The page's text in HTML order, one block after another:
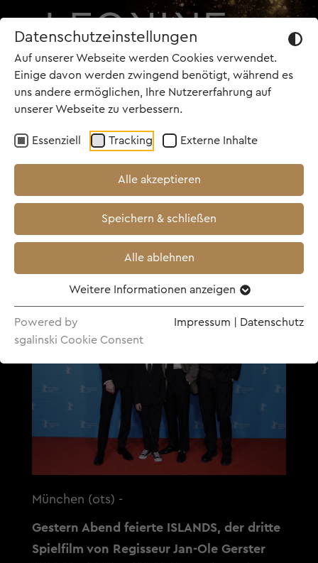
Datenschutzeinstellungen
Auf unserer Webseite werden Cookies verwendet.
Einige davon werden zwingend benötigt, während es
uns andere ermöglichen, Ihre Nutzererfahrung auf
unserer Webseite zu verbessern.
Essenziell Tracking Externe Inhalte
Alle akzeptieren
Speichern & schließen
Alle ablehnen
Weitere Informationen anzeigen
Powered by
sgalinski Cookie Consent
Impressum Datenschutz
TOP NEWS
ISLANDS: Weltpremiere
als "Special Gala" im
Rahmen der Berlinale
München (ots) -
Gestern Abend feierte ISLANDS, der dritte
Spielfilm von Regisseur Jan-Ole Gerster